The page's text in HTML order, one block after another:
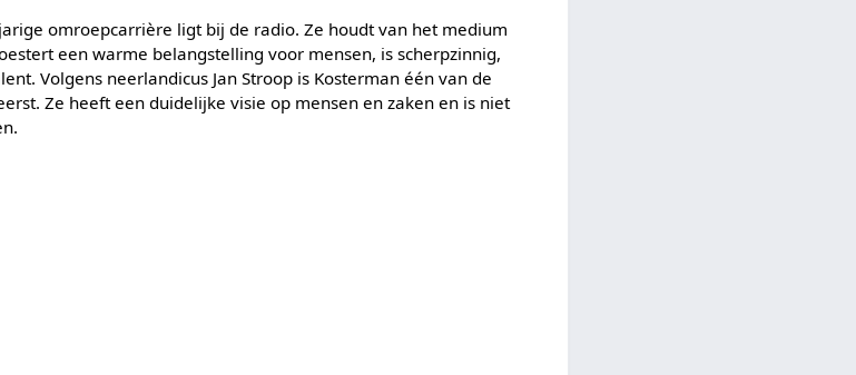
omroepcarrière ligt bij de radio. Ze houdt van het medium
een warme belangstelling voor mensen, is scherpzinnig,
Volgens neerlandicus Jan Stroop is Kosterman één van de
Ze heeft een duidelijke visie op mensen en zaken en is niet